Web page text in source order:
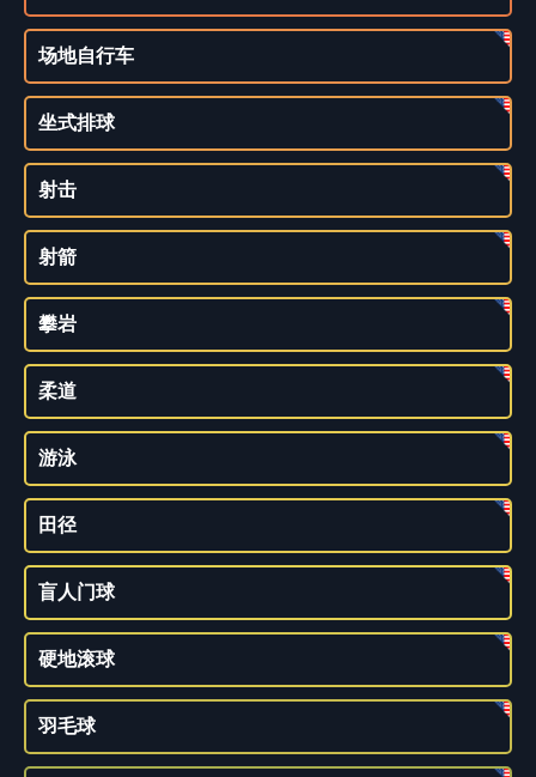
场地自行车
坐式排球
射击
射箭
攀岩
柔道
游泳
田径
盲人门球
硬地滚球
羽毛球